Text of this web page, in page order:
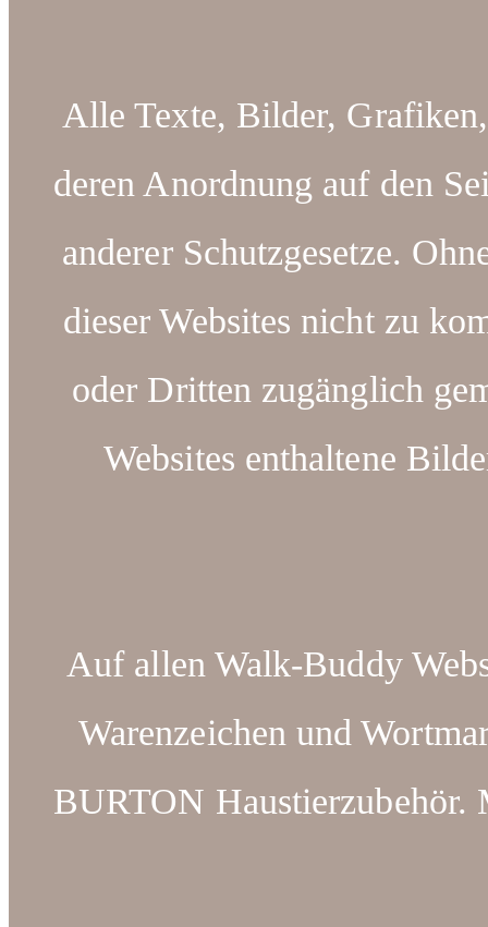
Alle Texte, Bilder,
deren Anordnung auf den
anderer Schutzgesetze.
dieser Websites nicht zu
oder Dritten zugänglich
Websites enthaltene
Auf allen Walk-Buddy
Warenzeichen und
BURTON Haustierzubehör.